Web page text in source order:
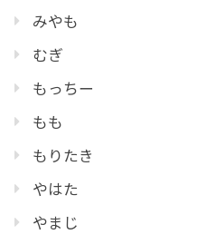
みやも
むぎ
もっちー
もも
もりたき
やはた
やまじ